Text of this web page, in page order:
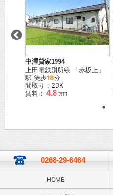
中澤貸家1994
上田電鉄別所線 「赤坂上 」
駅 徒歩18分
間取り：2DK
賃料： 4.8 万円
0268-29-6464
HOME